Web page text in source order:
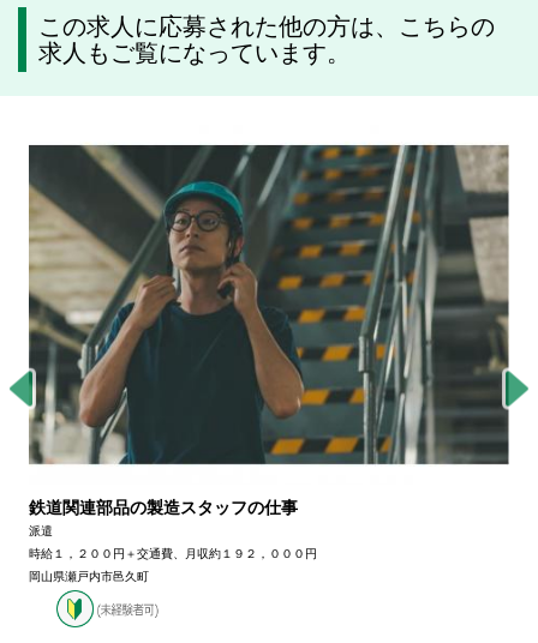
この求人に応募された他の方は、こちらの
求人もご覧になっています。
鉄道関連部品の製造スタッフの仕事
派遣
時給１，２００円＋交通費、月収約１９２，０００円
岡山県瀬戸内市邑久町